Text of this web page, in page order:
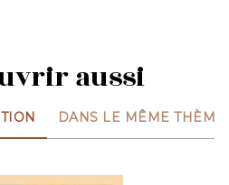
aussi
DANS LE MÊME THÈME